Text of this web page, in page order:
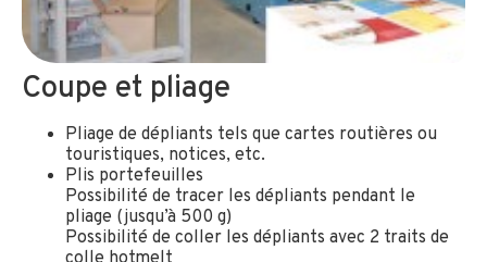
Coupe et pliage
Pliage de dépliants tels que cartes routières ou
touristiques, notices, etc.
Plis portefeuilles
Possibilité de tracer les dépliants pendant le
pliage (jusqu’à 500 g)
Possibilité de coller les dépliants avec 2 traits de